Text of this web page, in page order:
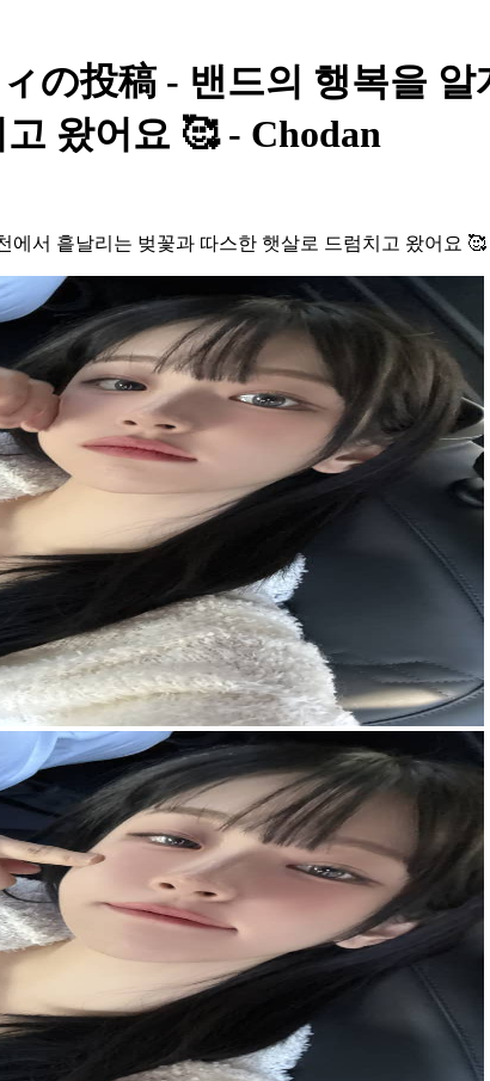
の投稿 - 밴드의 행복을
왔어요 🥰 - Chodan
에서 흩날리는 벚꽃과 따스한 햇살로 드럼치고 왔어요 🥰